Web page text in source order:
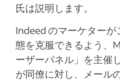
氏は説明します。
Indeed のマーケターが
態を克服できるよう、
ーザーパネル」を主催
が同僚に対し、メール